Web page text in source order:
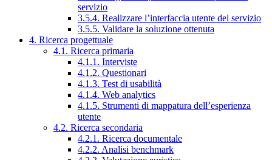
servizio
3.5.4. Realizzare l’interfaccia utente del servizio
3.5.5. Validare la soluzione ottenuta
4. Ricerca progettuale
4.1. Ricerca primaria
4.1.1. Interviste
4.1.2. Questionari
4.1.3. Test di usabilità
4.1.4. Web analytics
4.1.5. Strumenti di mappatura dell’esperienza
utente
4.2. Ricerca secondaria
4.2.1. Ricerca documentale
4.2.2. Analisi benchmark